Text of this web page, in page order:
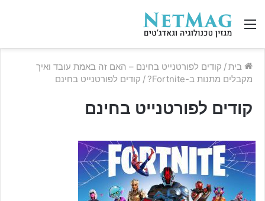
תפריט
בית/ קודים לפורטנייט בחינם – האם זה באמת עובד ואיך
מקבלים מתנות ב-Fortnite?
/ קודים לפורטנייט בחינם
קודים לפורטנייט בחינם